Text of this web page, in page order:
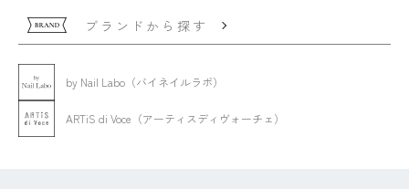
ブランドから探す
by Nail Labo（バイネイルラボ）
ARTiS di Voce（アーティスディヴォーチェ）